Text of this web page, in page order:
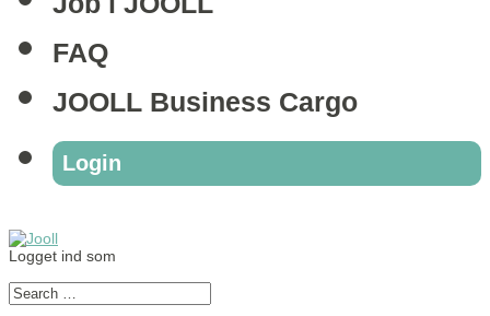
FAQ
JOOLL Business Cargo
Login
Logget ind som